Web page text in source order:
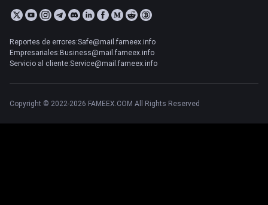
Reportes de errores:Safe@mail.fameex.info
Empresariales:Business@mail.fameex.info
Servicio al cliente:Service@mail.fameex.info
Copyright © 2022-2026 FAMEEX.COM All Rights Reserved